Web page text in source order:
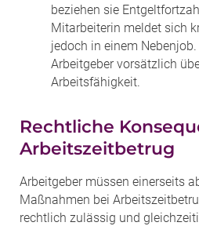
beziehen sie
Mitarbeiterin meldet sich
jedoch in einem
Arbeitgeber vorsätzlich
Arbeitsfähigkeit.
Rechtliche
Arbeitszeitbetrug
Arbeitgeber müssen einerseits
Maßnahmen bei
rechtlich zulässig und